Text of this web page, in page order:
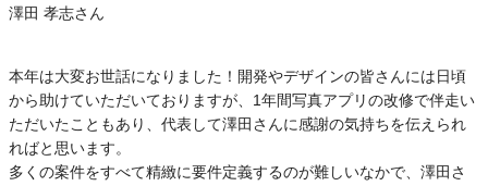
澤田 孝志さん
本年は大変お世話になりました！開発やデザインの皆さんには日頃
から助けていただいておりますが、1年間写真アプリの改修で伴走い
ただいたこともあり、代表して澤田さんに感謝の気持ちを伝えられ
ればと思います。
多くの案件をすべて精緻に要件定義するのが難しいなかで、澤田さ